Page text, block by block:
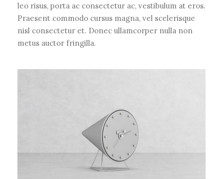
leo risus, porta ac consectetur ac, vestibulum at eros.
Praesent commodo cursus magna, vel scelerisque
nisl consectetur et. Donec ullamcorper nulla non
metus auctor fringilla.